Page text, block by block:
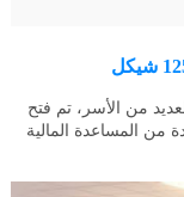
من الأسر، تم فتح
من المساعدة المالية